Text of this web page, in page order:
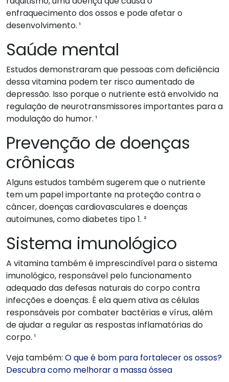
enfraquecimento dos ossos e pode afetar o
desenvolvimento. ¹
Saúde mental
Estudos demonstraram que pessoas com deficiência
dessa vitamina podem ter risco aumentado de
depressão. Isso porque o nutriente está envolvido na
regulação de neurotransmissores importantes para a
modulação do humor. ¹
Prevenção de doenças
crônicas
Alguns estudos também sugerem que o nutriente
tem um papel importante na proteção contra o
câncer, doenças cardiovasculares e doenças
autoimunes, como diabetes tipo 1. ²
Sistema imunológico
A vitamina também é imprescindível para o sistema
imunológico, responsável pelo funcionamento
adequado das defesas naturais do corpo contra
infecções e doenças. É ela quem ativa as células
responsáveis por combater bactérias e vírus, além
de ajudar a regular as respostas inflamatórias do
corpo. ¹
Veja também: O que é bom para fortalecer os ossos?
Descubra como melhorar a massa óssea